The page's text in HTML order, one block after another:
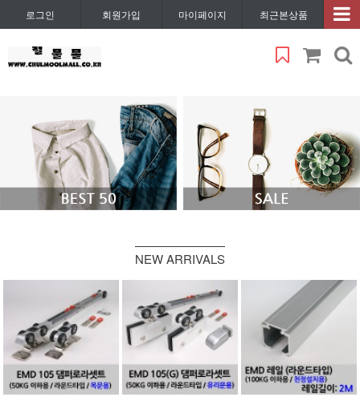
로그인 회원가입 마이페이지 최근본상품
NEW ARRIVALS